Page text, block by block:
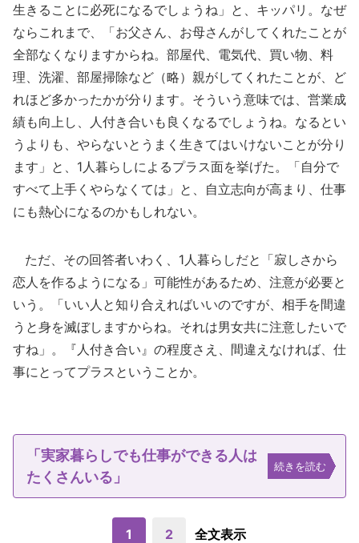
生きることに必死になるでしょうね」と、キッパリ。なぜ
ならこれまで、「お父さん、お母さんがしてくれたことが
全部なくなりますからね。部屋代、電気代、買い物、料
理、洗濯、部屋掃除など（略）親がしてくれたことが、ど
れほど多かったかが分ります。そういう意味では、営業成
績も向上し、人付き合いも良くなるでしょうね。なるとい
うよりも、やらないとうまく生きてはいけないことが分り
ます」と、1人暮らしによるプラス面を挙げた。「自分で
すべて上手くやらなくては」と、自立志向が高まり、仕事
にも熱心になるのかもしれない。
ただ、その回答者いわく、1人暮らしだと「寂しさから
恋人を作るようになる」可能性があるため、注意が必要と
いう。「いい人と知り合えればいいのですが、相手を間違
うと身を滅ぼしますからね。それは男女共に注意したいで
すね」。『人付き合い』の程度さえ、間違えなければ、仕
事にとってプラスということか。
「実家暮らしでも仕事ができる人は
たくさんいる」
続きを読む
1 2 全文表示